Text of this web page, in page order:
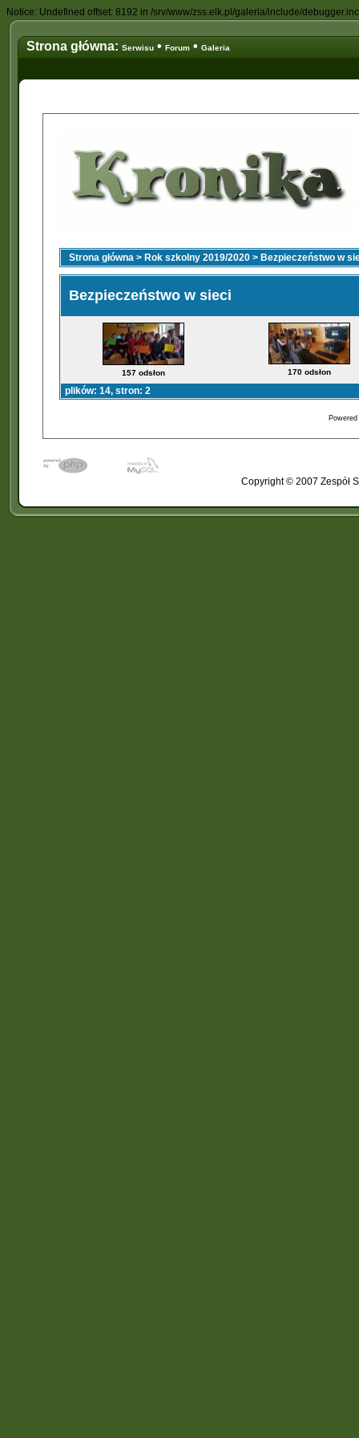
Notice: Undefined offset: 8192 in /srv/www/zss.elk.pl/galeria/include/
Strona główna: Serwisu • Forum • Galeria
Strona główna > Rok szkolny 2019/2020 > Bezpieczeństwo w
Bezpieczeństwo w sieci
157 odsłon 170 odsłon
plików: 14, stron: 2
Copyright © 2007 Zespół